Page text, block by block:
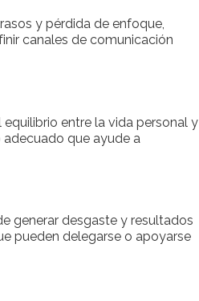
y pérdida de enfoque,
canales de comunicación
entre la vida personal y
que ayude a
generar desgaste y resultados
pueden delegarse o apoyarse